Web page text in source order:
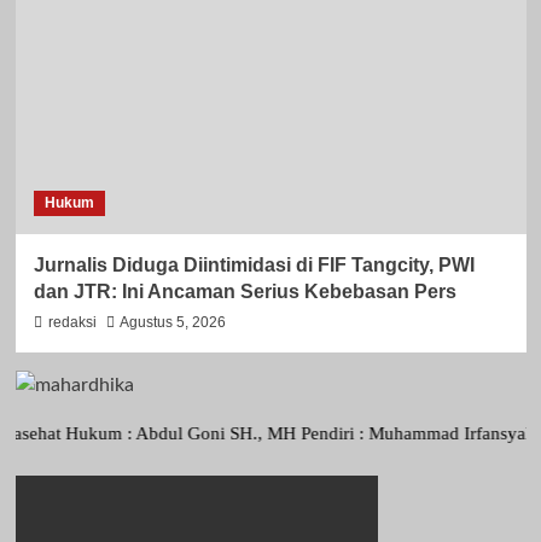
Hukum
Jurnalis Diduga Diintimidasi di FIF Tangcity, PWI
dan JTR: Ini Ancaman Serius Kebebasan Pers
redaksi Agustus 5, 2026
Hukum : Abdul Goni SH., MH Pendiri : Muhammad Irfansyah,